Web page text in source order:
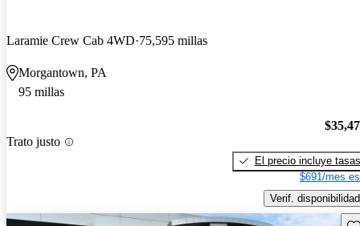
Laramie Crew Cab 4WD 75,595 millas
Morgantown, PA
95 millas
Trato justo
El precio incluye tasas
$691/mes
Verif. disponibilidad